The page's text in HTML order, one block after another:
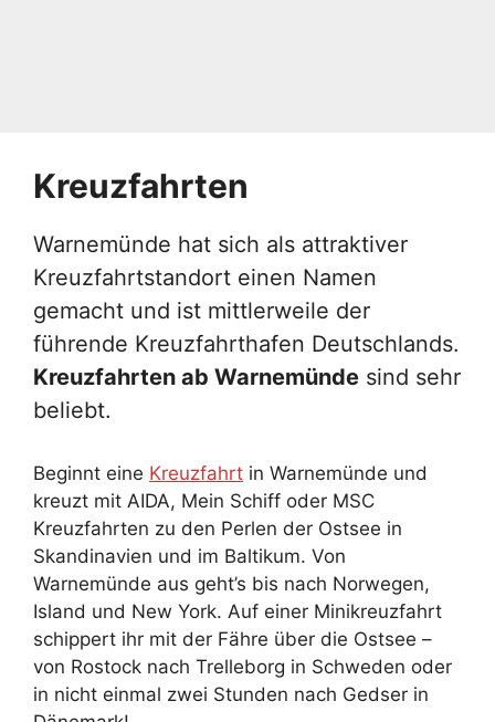
Kreuzfahrten
Warnemünde hat sich als attraktiver
Kreuzfahrtstandort einen Namen
gemacht und ist mittlerweile der
führende Kreuzfahrthafen Deutschlands.
Kreuzfahrten ab Warnemünde sind sehr
beliebt.
Beginnt eine Kreuzfahrt in Warnemünde und
kreuzt mit AIDA, Mein Schiff oder MSC
Kreuzfahrten zu den Perlen der Ostsee in
Skandinavien und im Baltikum. Von
Warnemünde aus geht’s bis nach Norwegen,
Island und New York. Auf einer Minikreuzfahrt
schippert ihr mit der Fähre über die Ostsee –
von Rostock nach Trelleborg in Schweden oder
in nicht einmal zwei Stunden nach Gedser in